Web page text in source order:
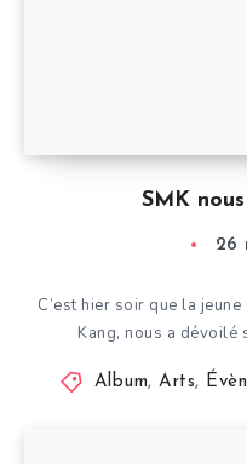
SMK
26
C’est hier soir que la
Kang, nous a dévoilé
Album,Arts,